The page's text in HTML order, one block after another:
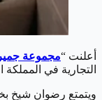
أعلنت “مجموعة جميرا
التجارية في المملكة